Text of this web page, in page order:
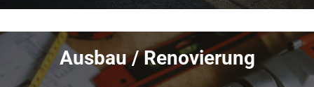
Übersicht
Ausbau / Renovierung